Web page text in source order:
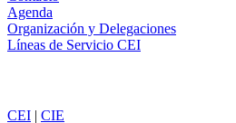
Agenda
Organización y Delegaciones
Líneas de Servicio CEI
CEI | CIE